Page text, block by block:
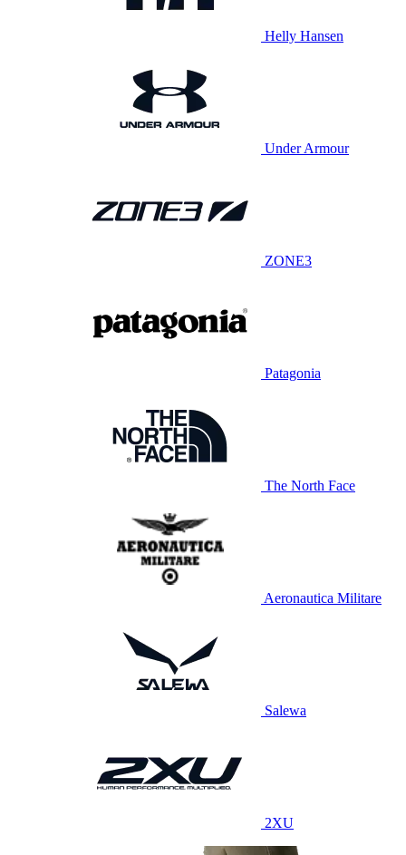
Helly Hansen
Under Armour
ZONE3
Patagonia
The North Face
Aeronautica Militare
Salewa
2XU